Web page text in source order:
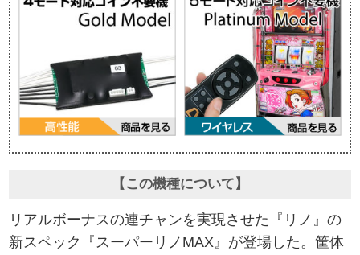
【この機種について】
リアルボーナスの連チャンを実現させた『リノ』の
新スペック『スーパーリノMAX』が登場した。筐体